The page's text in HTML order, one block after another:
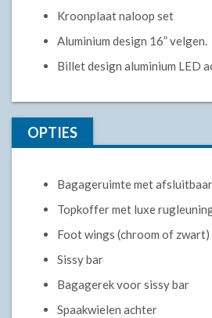
Kroonplaat naloop set
Aluminium design 16” velgen.
Billet design aluminium LED
OPTIES
Bagageruimte met
Topkoffer met luxe
Foot wings (chroom of zwart)
Sissy bar
Bagagerek voor sissy bar
Spaakwielen achter